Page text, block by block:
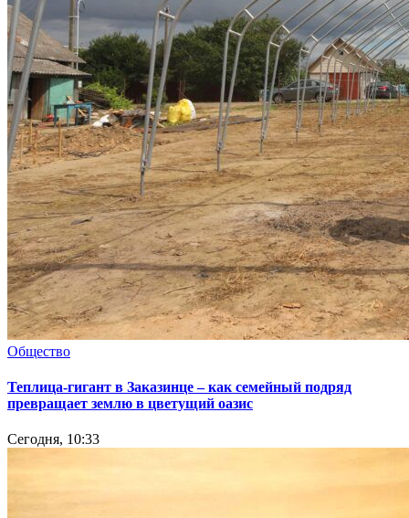
Общество
Теплица-гигант в Заказинце – как семейный подряд
превращает землю в цветущий оазис
Сегодня, 10:33